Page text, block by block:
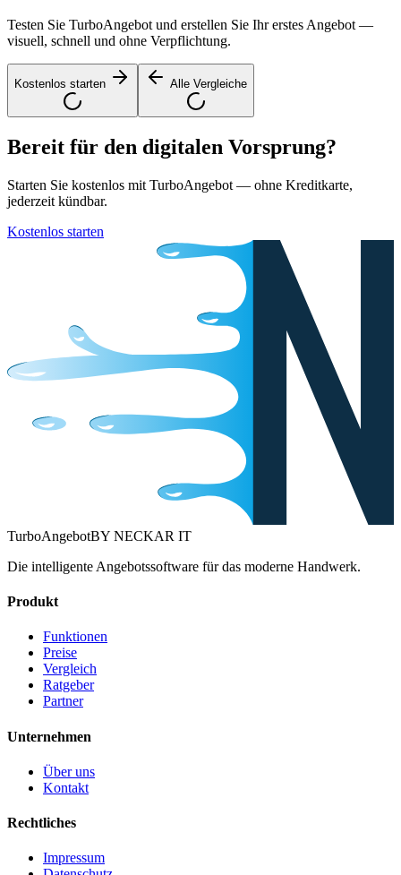
Testen Sie TurboAngebot und erstellen Sie Ihr erstes Angebot —
visuell, schnell und ohne Verpflichtung.
Kostenlos starten Alle Vergleiche
Bereit für den digitalen Vorsprung?
Starten Sie kostenlos mit TurboAngebot — ohne Kreditkarte,
jederzeit kündbar.
Kostenlos starten
TurboAngebotBY NECKAR IT
Die intelligente Angebotssoftware für das moderne Handwerk.
Produkt
Funktionen
Preise
Vergleich
Ratgeber
Partner
Unternehmen
Über uns
Kontakt
Rechtliches
Impressum